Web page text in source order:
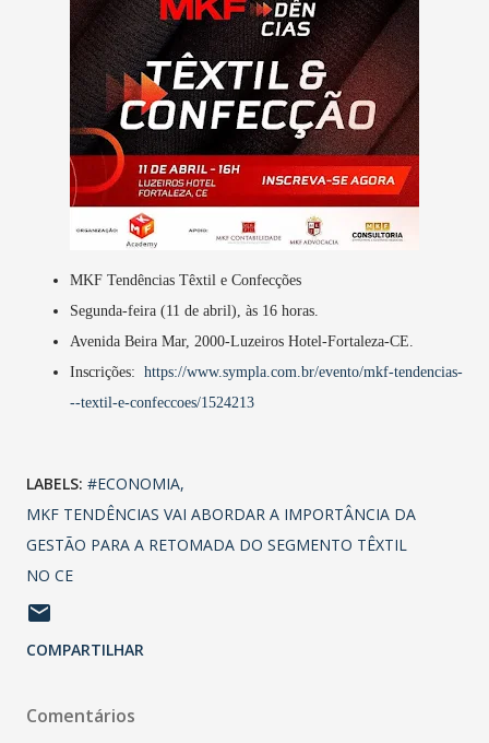
MKF Tendências Têxtil e Confecções
Segunda-feira (11 de abril), às 16 horas.
Avenida Beira Mar, 2000-Luzeiros Hotel-Fortaleza-CE.
Inscrições: https://www.sympla.com.br/evento/mkf-tendencias-
--textil-e-confeccoes/1524213
LABELS: #ECONOMIA
MKF TENDÊNCIAS VAI ABORDAR A IMPORTÂNCIA DA
GESTÃO PARA A RETOMADA DO SEGMENTO TÊXTIL
NO CE
COMPARTILHAR
Comentários